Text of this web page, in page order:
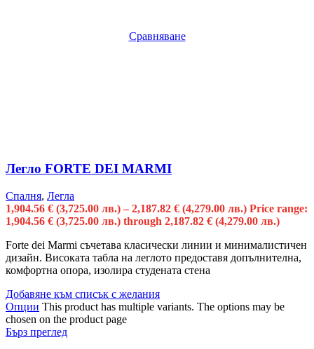
Сравняване
Легло FORTE DEI MARMI
Спалня, Легла
1,904.56 € (3,725.00 лв.) – 2,187.82 € (4,279.00 лв.) Price range:
1,904.56 € (3,725.00 лв.) through 2,187.82 € (4,279.00 лв.)
Forte dei Marmi съчетава класически линии и минималистичен
дизайн. Високата табла на леглото предоставя допълнителна,
комфортна опора, изолира студената стена
Добавяне към списък с желания
Опции This product has multiple variants. The options may be
chosen on the product page
Бърз преглед